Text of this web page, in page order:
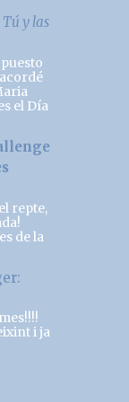
y las
el Día
repte,
de la
i ja